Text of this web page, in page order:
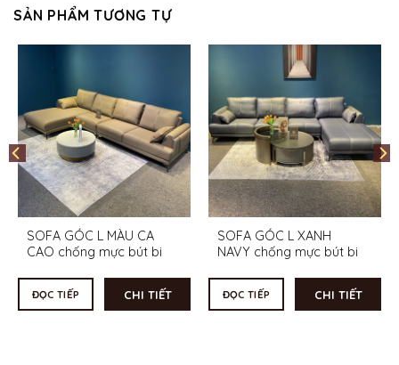
SẢN PHẨM TƯƠNG TỰ
SOFA GÓC L MÀU CA
CAO chống mực bút bi
ĐỌC TIẾP CHI TIẾT
SOFA GÓC L XANH
NAVY chống mực bút bi
ĐỌC TIẾP CHI TIẾT